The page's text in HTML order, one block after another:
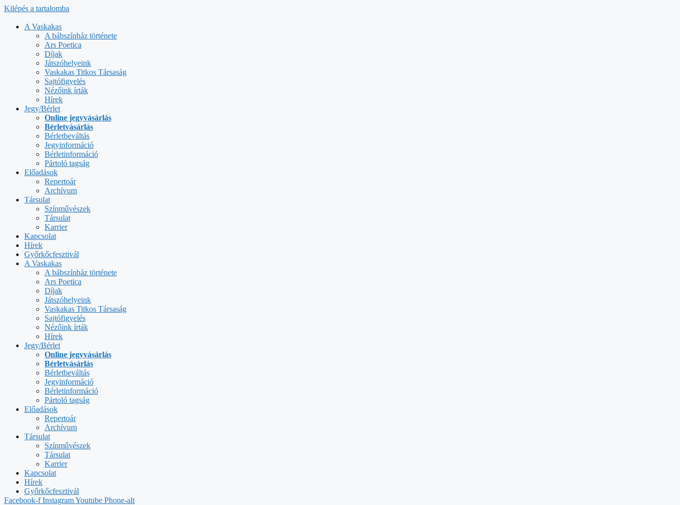
Kilépés a tartalomba
A Vaskakas
A bábszínház története
Ars Poetica
Díjak
Játszóhelyeink
Vaskakas Titkos Társaság
Sajtófigyelés
Nézőink írták
Hírek
Jegy/Bérlet
Online jegyvásárlás
Bérletvásárlás
Bérletbeváltás
Jegyinformáció
Bérletinformáció
Pártoló tagság
Előadások
Repertoár
Archívum
Társulat
Színművészek
Társulat
Karrier
Kapcsolat
Hírek
Győrkőcfesztivál
A Vaskakas
A bábszínház története
Ars Poetica
Díjak
Játszóhelyeink
Vaskakas Titkos Társaság
Sajtófigyelés
Nézőink írták
Hírek
Jegy/Bérlet
Online jegyvásárlás
Bérletvásárlás
Bérletbeváltás
Jegyinformáció
Bérletinformáció
Pártoló tagság
Előadások
Repertoár
Archívum
Társulat
Színművészek
Társulat
Karrier
Kapcsolat
Hírek
Győrkőcfesztivál
Facebook-f InstagramYoutube Phone-alt